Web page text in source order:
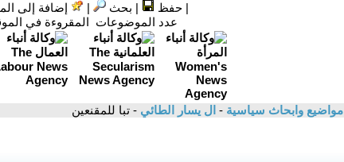
|حفظ | بحث | إضافة إلى
عدد الموضوعات المقروءة في
مواضيع وابحاث سياسية - ال يسار الطائي - تبا للمقنعين